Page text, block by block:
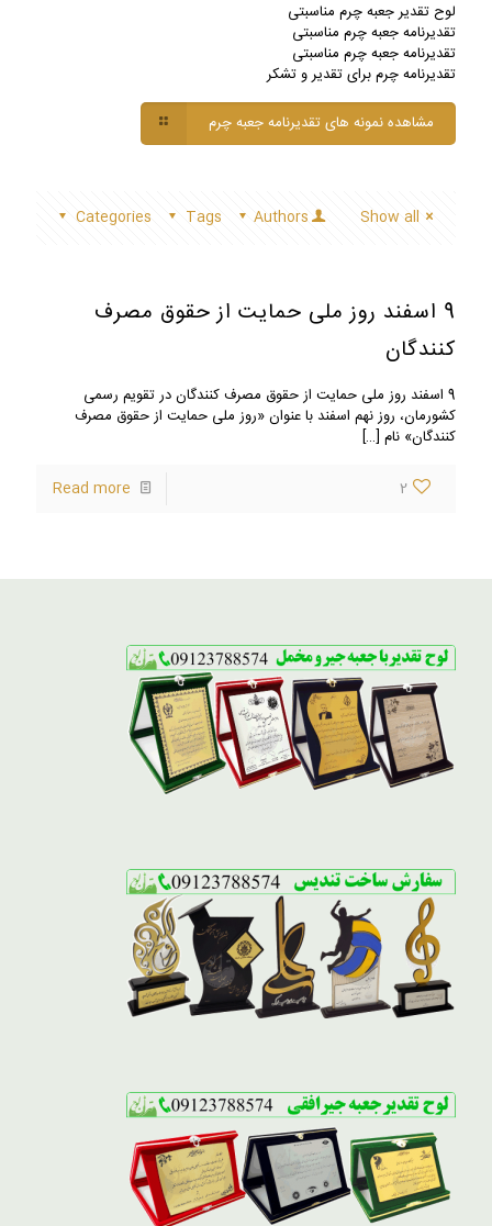
لوح تقدیر جعبه چرم مناسبتی
تقدیرنامه جعبه چرم مناسبتی
تقدیرنامه جعبه چرم مناسبتی
تقدیرنامه چرم برای تقدیر و تشکر
مشاهده نمونه های تقدیرنامه جعبه چرم
Categories Tags Authors Show all
9 اسفند روز ملی حمایت از حقوق مصرف
کنندگان
9 اسفند روز ملی حمایت از حقوق مصرف کنندگان در تقویم رسمی
کشورمان، روز نهم اسفند با عنوان «روز ملی حمایت از حقوق مصرف
کنندگان» نام […]
2
Read more